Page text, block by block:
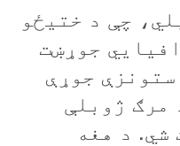
چې د ختيځو
جوړښت
جوړې
مرګ ژوبلې
شي.‌ د هغه